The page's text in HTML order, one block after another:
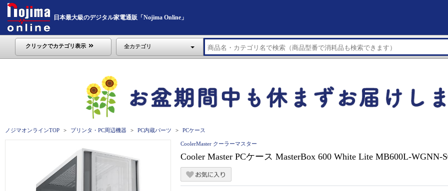
日本最大級のデジタル家電通販「Nojima Online」
クリックでカテゴリ表示 全カテゴリ
ノジマオンラインTOP プリンタ・PC周辺機器 PC内蔵パーツ PCケース
CoolerMaster クーラーマスター
Cooler Master PCケース MasterBox 600 White Lite MB600L-WGNN-